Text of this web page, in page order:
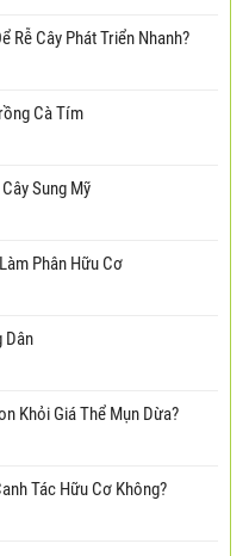
Rễ Cây Phát Triển Nhanh?
Cà Tím
Sung Mỹ
Phân Hữu Cơ
Dân
Khỏi Giá Thể Mụn Dừa?
Tác Hữu Cơ Không?